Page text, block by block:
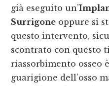
già eseguito un’
Surrigone oppure si
questo intervento,
scontrato con questo
riassorbimento osseo
guarigione dell’osso